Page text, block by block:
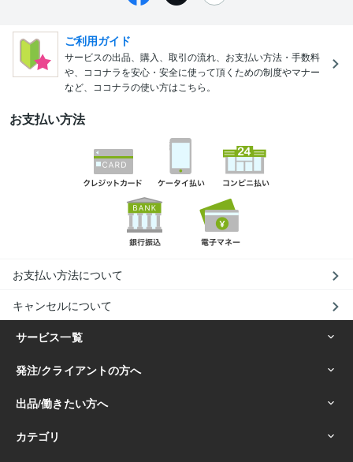
ご利用ガイド
サービスの出品、購入、取引の流れ、お支払い方法・手数料
や、ココナラを安心・安全に使って頂くための制度やマナー
など、ココナラの使い方はこちら。
お支払い方法
お支払い方法について
キャンセルについて